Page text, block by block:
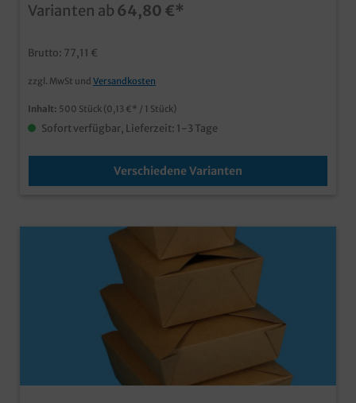
mit typischem und beliebtem Asia Motiv schon ab
Varianten ab 64,80 €*
Brutto: 77,11 €
zzgl. MwSt und Versandkosten
Inhalt: 500 Stück (0,13 €* / 1 Stück)
Sofort verfügbar, Lieferzeit: 1-3 Tage
Verschiedene Varianten